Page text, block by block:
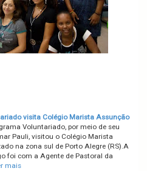
visita Colégio Marista Assunção
Voluntariado, por meio de seu
Pauli, visitou o Colégio Marista
na zona sul de Porto Alegre (RS).A
foi com a Agente de Pastoral da
mais